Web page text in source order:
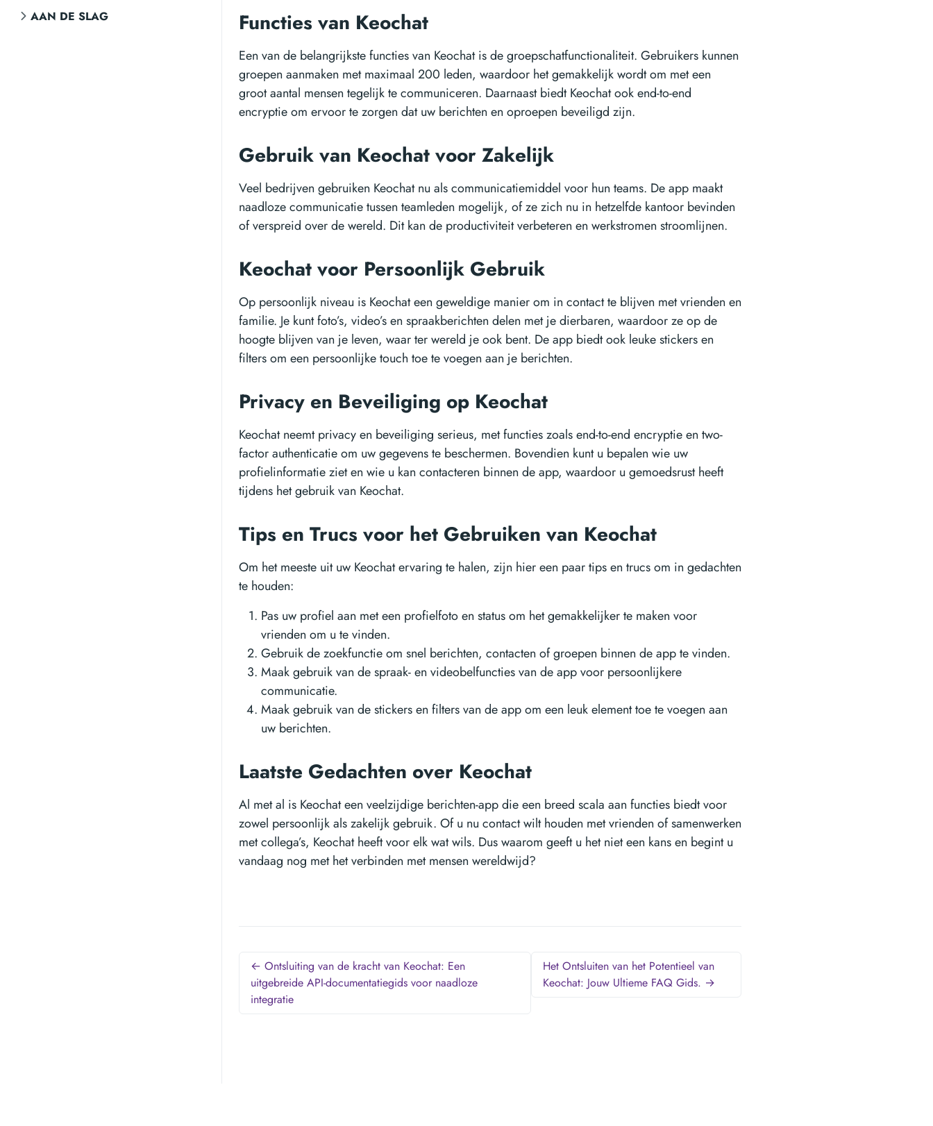
AAN DE SLAG
Functies van Keochat
Een van de belangrijkste functies van Keochat is de groepschatfunctionaliteit. Gebruikers kunnen
groepen aanmaken met maximaal 200 leden, waardoor het gemakkelijk wordt om met een
groot aantal mensen tegelijk te communiceren. Daarnaast biedt Keochat ook end-to-end
encryptie om ervoor te zorgen dat uw berichten en oproepen beveiligd zijn.
Gebruik van Keochat voor Zakelijk
Veel bedrijven gebruiken Keochat nu als communicatiemiddel voor hun teams. De app maakt
naadloze communicatie tussen teamleden mogelijk, of ze zich nu in hetzelfde kantoor bevinden
of verspreid over de wereld. Dit kan de productiviteit verbeteren en werkstromen stroomlijnen.
Keochat voor Persoonlijk Gebruik
Op persoonlijk niveau is Keochat een geweldige manier om in contact te blijven met vrienden en
familie. Je kunt foto’s, video’s en spraakberichten delen met je dierbaren, waardoor ze op de
hoogte blijven van je leven, waar ter wereld je ook bent. De app biedt ook leuke stickers en
filters om een persoonlijke touch toe te voegen aan je berichten.
Privacy en Beveiliging op Keochat
Keochat neemt privacy en beveiliging serieus, met functies zoals end-to-end encryptie en two-
factor authenticatie om uw gegevens te beschermen. Bovendien kunt u bepalen wie uw
profielinformatie ziet en wie u kan contacteren binnen de app, waardoor u gemoedsrust heeft
tijdens het gebruik van Keochat.
Tips en Trucs voor het Gebruiken van Keochat
Om het meeste uit uw Keochat ervaring te halen, zijn hier een paar tips en trucs om in gedachten
te houden:
Pas uw profiel aan met een profielfoto en status om het gemakkelijker te maken voor
vrienden om u te vinden.
Gebruik de zoekfunctie om snel berichten, contacten of groepen binnen de app te vinden.
Maak gebruik van de spraak- en videobelfuncties van de app voor persoonlijkere
communicatie.
Maak gebruik van de stickers en filters van de app om een leuk element toe te voegen aan
uw berichten.
Laatste Gedachten over Keochat
Al met al is Keochat een veelzijdige berichten-app die een breed scala aan functies biedt voor
zowel persoonlijk als zakelijk gebruik. Of u nu contact wilt houden met vrienden of samenwerken
met collega’s, Keochat heeft voor elk wat wils. Dus waarom geeft u het niet een kans en begint u
vandaag nog met het verbinden met mensen wereldwijd?
← Ontsluiting van de kracht van Keochat: Een
uitgebreide API-documentatiegids voor naadloze
integratie
Het Ontsluiten van het Potentieel van
Keochat: Jouw Ultieme FAQ Gids. →